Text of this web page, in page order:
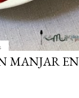
MANJAR EN